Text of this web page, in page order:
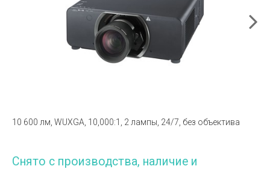
10 600 лм, WUXGA, 10,000:1, 2 лампы, 24/7, без объектива
Снято с производства, наличие и